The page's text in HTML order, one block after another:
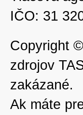
IČO: 31
Copyright ©
zdrojov
zakázané.
Ak máte